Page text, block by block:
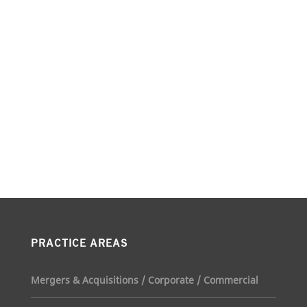
PRACTICE AREAS
Mergers & Acquisitions / Corporate / Commercial